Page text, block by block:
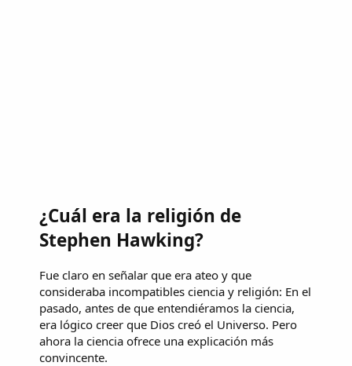
¿Cuál era la religión de
Stephen Hawking?
Fue claro en señalar que era ateo y que
consideraba incompatibles ciencia y religión: En el
pasado, antes de que entendiéramos la ciencia,
era lógico creer que Dios creó el Universo. Pero
ahora la ciencia ofrece una explicación más
convincente.